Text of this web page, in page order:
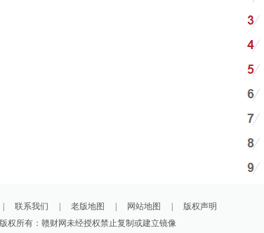
联系我们 老版地图 网站地图
版权声明
版权所有：赣财网未经授权禁止复制或建立镜像